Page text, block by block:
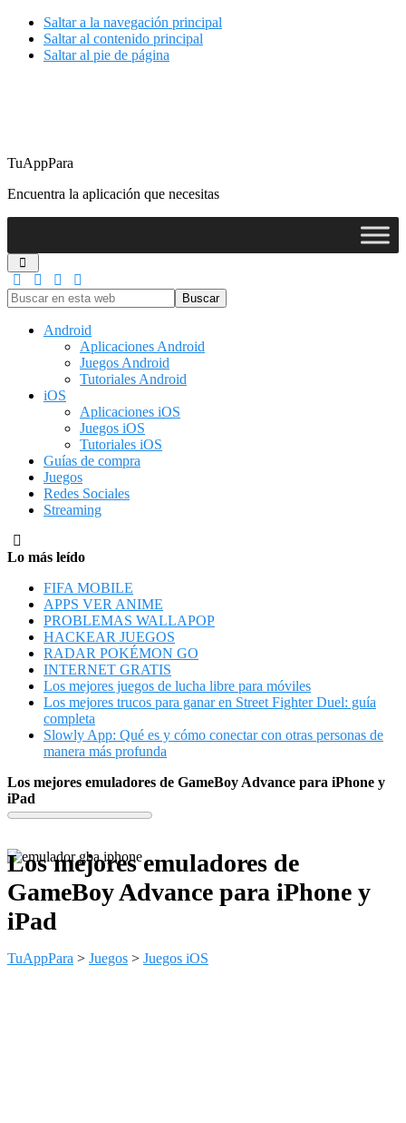
Saltar a la navegación principal
Saltar al contenido principal
Saltar al pie de página
TuAppPara
Encuentra la aplicación que necesitas
Buscar
en
Android
Aplicaciones Android
Juegos Android
Tutoriales Android
iOS
Aplicaciones iOS
Juegos iOS
Tutoriales iOS
Guías de compra
Juegos
Redes Sociales
Streaming
Lo más leído
FIFA MOBILE
APPS VER ANIME
PROBLEMAS WALLAPOP
HACKEAR JUEGOS
RADAR POKÉMON GO
INTERNET GRATIS
Los mejores juegos de lucha libre para móviles
Los mejores trucos para ganar en Street Fighter Duel: guía
completa
Slowly App: Qué es y cómo conectar con otras personas de
manera más profunda
Los mejores emuladores de GameBoy Advance para iPhone y
iPad
Los mejores emuladores de
GameBoy Advance para iPhone y
iPad
TuAppPara > Juegos > Juegos iOS